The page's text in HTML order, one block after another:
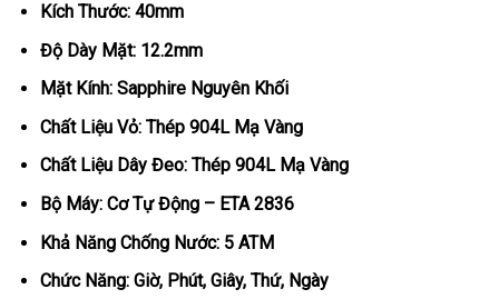
Kích Thước: 40mm
Độ Dày Mặt: 12.2mm
Mặt Kính: Sapphire Nguyên Khối
Chất Liệu Vỏ: Thép 904L Mạ Vàng
Chất Liệu Dây Đeo: Thép 904L Mạ Vàng
Bộ Máy: Cơ Tự Động – ETA 2836
Khả Năng Chống Nước: 5 ATM
Chức Năng: Giờ, Phút, Giây, Thứ, Ngày